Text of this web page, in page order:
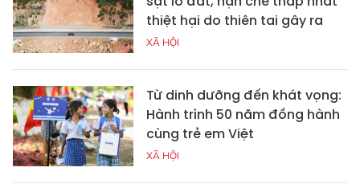
thiệt hại do thiên tai gây ra
XÃ HỘI
Từ dinh dưỡng đến khát vọng:
Hành trình 50 năm đồng hành
cùng trẻ em Việt
XÃ HỘI